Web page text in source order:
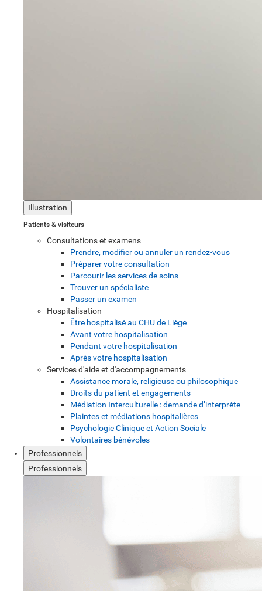
Illustration
Patients & visiteurs
Consultations et examens
Prendre, modifier ou annuler un rendez-vous
Préparer votre consultation
Parcourir les services de soins
Trouver un spécialiste
Passer un examen
Hospitalisation
Être hospitalisé au CHU de Liège
Avant votre hospitalisation
Pendant votre hospitalisation
Après votre hospitalisation
Services d'aide et d'accompagnements
Assistance morale, religieuse ou philosophique
Droits du patient et engagements
Médiation Interculturelle : demande d’interprète
Plaintes et médiations hospitalières
Psychologie Clinique et Action Sociale
Volontaires bénévoles
Professionnels
Professionnels